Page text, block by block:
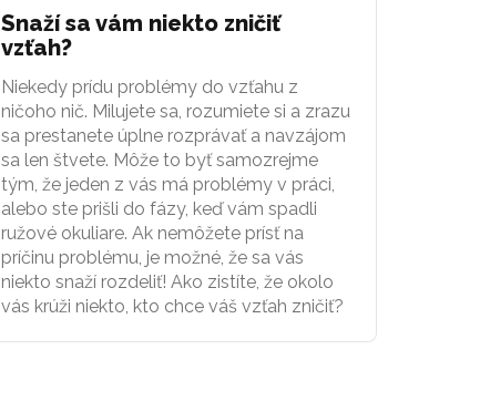
Snaží sa vám niekto zničiť
vzťah?
Niekedy prídu problémy do vzťahu z
ničoho nič. Milujete sa, rozumiete si a zrazu
sa prestanete úplne rozprávať a navzájom
sa len štvete. Môže to byť samozrejme
tým, že jeden z vás má problémy v práci,
alebo ste prišli do fázy, keď vám spadli
ružové okuliare. Ak nemôžete prísť na
príčinu problému, je možné, že sa vás
niekto snaží rozdeliť! Ako zistíte, že okolo
vás krúži niekto, kto chce váš vzťah zničiť?